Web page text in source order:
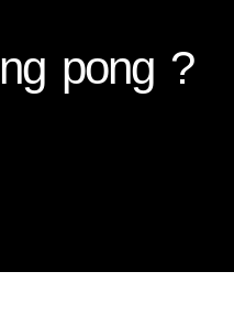
pong ?